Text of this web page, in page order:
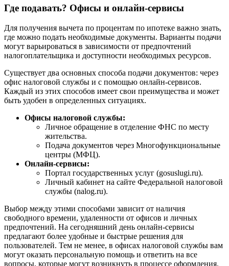
Где подавать? Офисы и онлайн-сервисы
Для получения вычета по процентам по ипотеке важно знать,
где можно подать необходимые документы. Варианты подачи
могут варьироваться в зависимости от предпочтений
налогоплательщика и доступности необходимых ресурсов.
Существует два основных способа подачи документов: через
офис налоговой службы и с помощью онлайн-сервисов.
Каждый из этих способов имеет свои преимущества и может
быть удобен в определенных ситуациях.
Офисы налоговой службы:
Личное обращение в отделение ФНС по месту
жительства.
Подача документов через Многофункциональные
центры (МФЦ).
Онлайн-сервисы:
Портал государственных услуг (gosuslugi.ru).
Личный кабинет на сайте Федеральной налоговой
службы (nalog.ru).
Выбор между этими способами зависит от наличия
свободного времени, удаленности от офисов и личных
предпочтений. На сегодняшний день онлайн-сервисы
предлагают более удобные и быстрые решения для
пользователей. Тем не менее, в офисах налоговой службы вам
могут оказать персональную помощь и ответить на все
вопросы, которые могут возникнуть в процессе оформления.